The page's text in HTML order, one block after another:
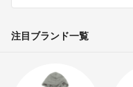
注目ブランド一覧